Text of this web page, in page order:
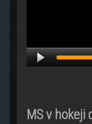
MS v hokeji